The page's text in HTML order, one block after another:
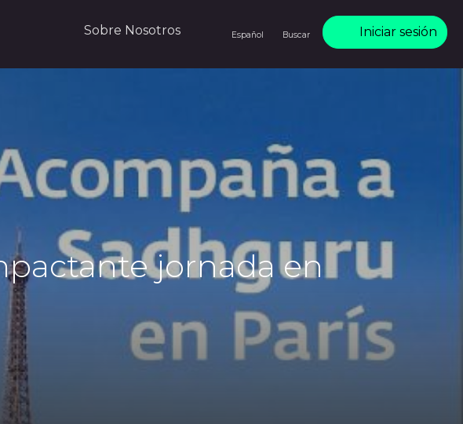
Sobre Nosotros Español Buscar Iniciar sesión
jornada en